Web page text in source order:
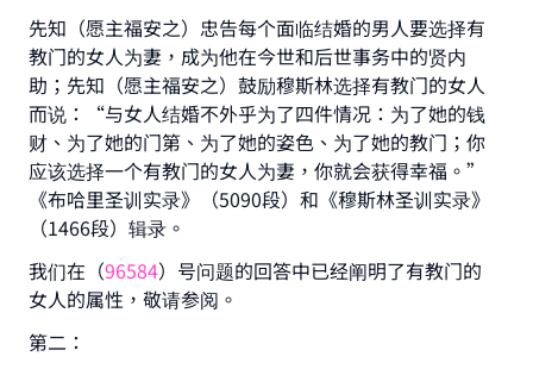
先知（愿主福安之）忠告每个面临结婚的男人要选择有
教门的女人为妻，成为他在今世和后世事务中的贤内
助；先知（愿主福安之）鼓励穆斯林选择有教门的女人
而说：“与女人结婚不外乎为了四件情况：为了她的钱
财、为了她的门第、为了她的姿色、为了她的教门；你
应该选择一个有教门的女人为妻，你就会获得幸福。”
《布哈里圣训实录》（5090段）和《穆斯林圣训实录》
（1466段）辑录。
我们在（96584）号问题的回答中已经阐明了有教门的
女人的属性，敬请参阅。
第二：